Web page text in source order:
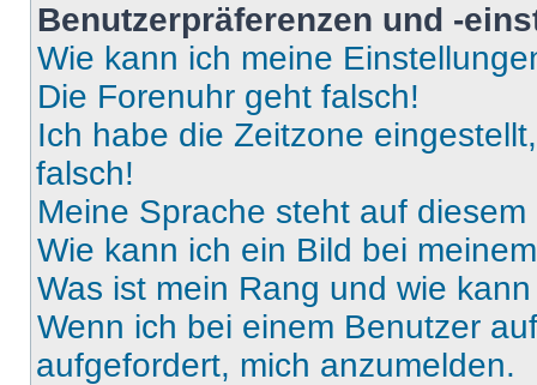
Benutzerpräferenzen und -
Wie kann ich meine
Die Forenuhr geht falsch!
Ich habe die Zeitzone
falsch!
Meine Sprache steht auf
Wie kann ich ein Bild bei
Was ist mein Rang und wie
Wenn ich bei einem Benutzer
aufgefordert, mich anzumelden.